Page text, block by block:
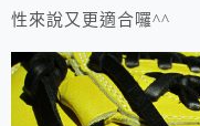
性來說又更適合囉^^